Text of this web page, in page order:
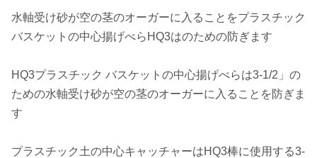
水軸受け砂が空の茎のオーガーに入ることをプラスチック
バスケットの中心揚げべらHQ3はのための防ぎます
HQ3プラスチック バスケットの中心揚げべらは3-1/2」の
ための水軸受け砂が空の茎のオーガーに入ることを防ぎま
す
プラスチック土の中心キャッチャーはHQ3棒に使用する3-